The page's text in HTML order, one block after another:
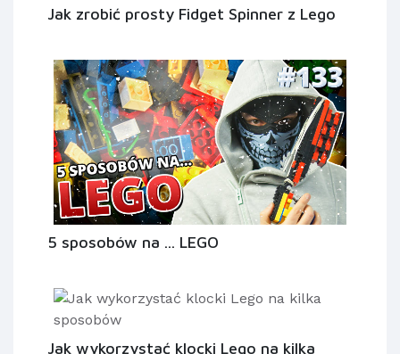
Jak zrobić prosty Fidget Spinner z Lego
5 sposobów na ... LEGO
Jak wykorzystać klocki Lego na kilka